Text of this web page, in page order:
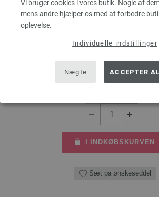
Vi bruger cookies i vores butik. Nogle af
mens andre hjælper os med at forbedre
oplevelse.
Individuelle indstillinger
Nægte ACCEPTER
Rundpind Design Træ Multicolor
LANA GROSSA Rundpind Design Træ
tykkelse 6,0 mm; længde ca. 60
8,36 €
eks. moms, med tillæg af
I INDKØBSKURVEN
Sæt på ønskeseddel